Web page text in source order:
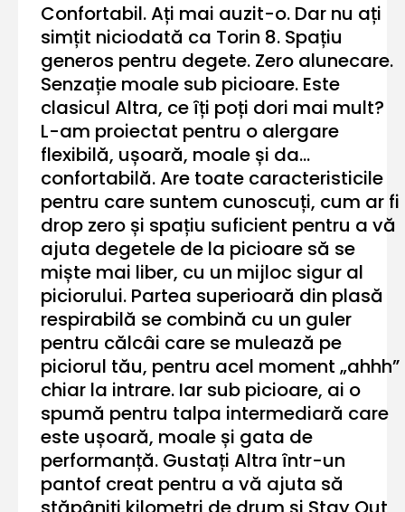
Confortabil. Ați mai auzit-o. Dar nu ați
simțit niciodată ca Torin 8. Spațiu
generos pentru degete. Zero alunecare.
Senzație moale sub picioare. Este
clasicul Altra, ce îți poți dori mai mult?
L-am proiectat pentru o alergare
flexibilă, ușoară, moale și da...
confortabilă. Are toate caracteristicile
pentru care suntem cunoscuți, cum ar fi
drop zero și spațiu suficient pentru a vă
ajuta degetele de la picioare să se
miște mai liber, cu un mijloc sigur al
piciorului. Partea superioară din plasă
respirabilă se combină cu un guler
pentru călcâi care se mulează pe
piciorul tău, pentru acel moment „ahhh”
chiar la intrare. Iar sub picioare, ai o
spumă pentru talpa intermediară care
este ușoară, moale și gata de
performanță. Gustați Altra într-un
pantof creat pentru a vă ajuta să